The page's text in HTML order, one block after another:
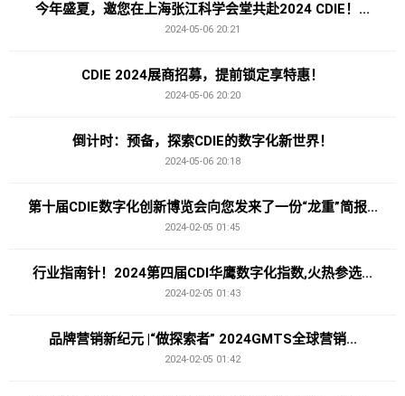
今年盛夏，邀您在上海张江科学会堂共赴2024 CDIE！...
2024-05-06 20:21
CDIE 2024展商招募，提前锁定享特惠！
2024-05-06 20:20
倒计时：预备，探索CDIE的数字化新世界！
2024-05-06 20:18
第十届CDIE数字化创新博览会向您发来了一份“龙重”简报...
2024-02-05 01:45
行业指南针！2024第四届CDI华鹰数字化指数,火热参选...
2024-02-05 01:43
品牌营销新纪元 |“做探索者” 2024GMTS全球营销...
2024-02-05 01:42